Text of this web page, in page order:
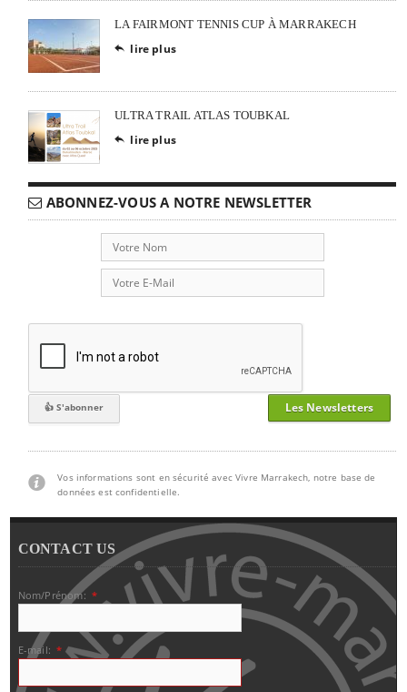
LA FAIRMONT TENNIS CUP À MARRAKECH
 lire plus
ULTRA TRAIL ATLAS TOUBKAL
 lire plus
ABONNEZ-VOUS A NOTRE NEWSLETTER
Les Newsletters
Vos informations sont en sécurité avec Vivre Marrakech, notre base de
données est confidentielle.
CONTACT US
Nom/Prénom: *
E-mail: *